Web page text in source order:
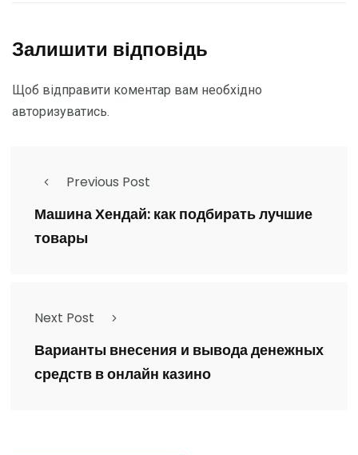
Залишити відповідь
Щоб відправити коментар вам необхідно
авторизуватись.
Previous Post
Машина Хендай: как подбирать лучшие
товары
Next Post
Варианты внесения и вывода денежных
средств в онлайн казино